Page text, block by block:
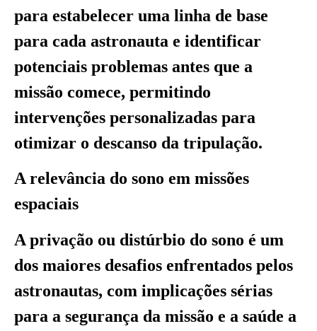
para estabelecer uma linha de base
para cada astronauta e identificar
potenciais problemas antes que a
missão comece, permitindo
intervenções personalizadas para
otimizar o descanso da tripulação.
A relevância do sono em missões
espaciais
A privação ou distúrbio do sono é um
dos maiores desafios enfrentados pelos
astronautas, com implicações sérias
para a segurança da missão e a saúde a